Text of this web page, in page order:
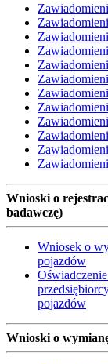
Wnioski o
badawczę)
Wniosek o
pojazdów
pojazdów
Wnioski o